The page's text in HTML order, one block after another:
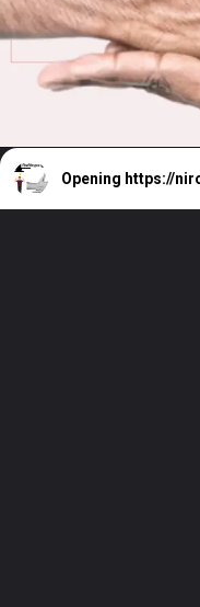
Opening